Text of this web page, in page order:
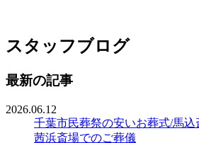
スタッフブログ
最新の記事
2026.06.12
千葉市民葬祭の安いお葬式/馬
茜浜斎場でのご葬儀